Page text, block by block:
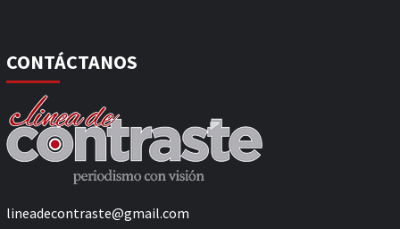
CONTÁCTANOS
lineadecontraste@gmail.com